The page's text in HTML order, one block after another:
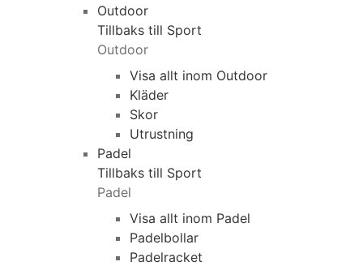
Outdoor
Tillbaks till Sport
Outdoor
Visa allt inom Outdoor
Kläder
Skor
Utrustning
Padel
Tillbaks till Sport
Padel
Visa allt inom Padel
Padelbollar
Padelracket